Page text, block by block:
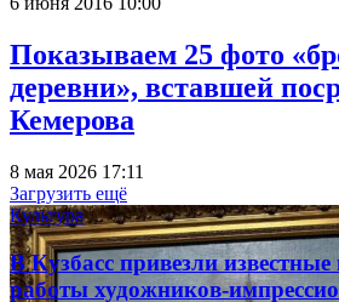
Показываем 25 фото
деревни», вставшей
Кемерова
8 мая 2026 17:11
Загрузить ещё
Культура
В Кузбасс привезли
работы художников-